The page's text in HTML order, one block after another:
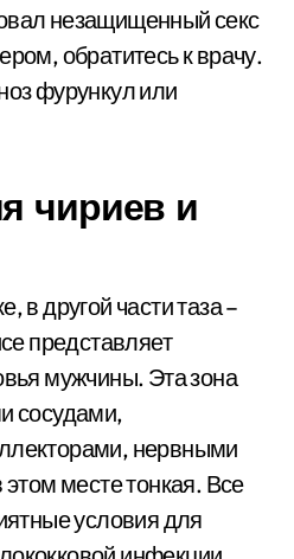
незащищенный секс
обратитесь к врачу.
фурункул или
чириев и
в другой части таза –
представляет
мужчины. Эта зона
сосудами,
нервными
месте тонкая. Все
условия для